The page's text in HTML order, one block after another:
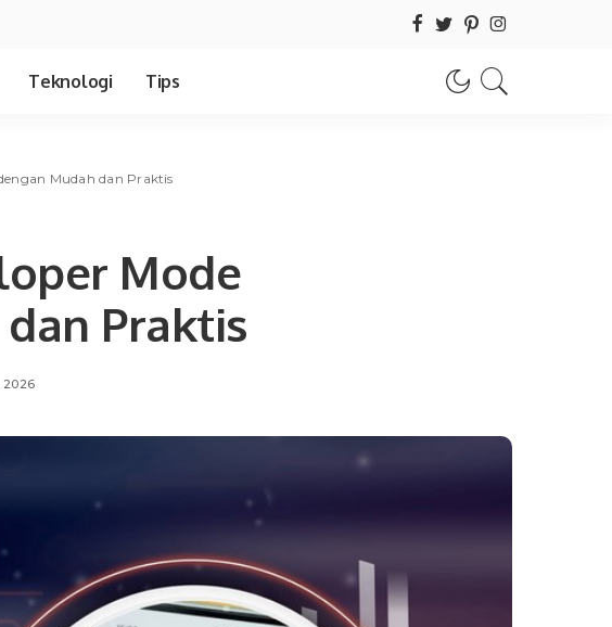
Teknologi Tips
Mudah dan Praktis
Mode
Praktis
2026